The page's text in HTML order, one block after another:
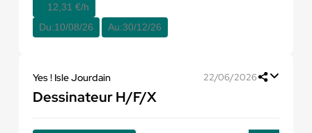
12,31 €/h
Du:10/08/26 Au:30/12/26
Yes ! Isle Jourdain 22/06/2026
Dessinateur H/F/X